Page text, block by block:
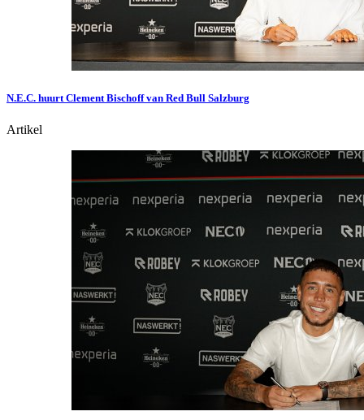
N.E.C. huurt Clement Bischoff van Red Bull Salzburg
Artikel